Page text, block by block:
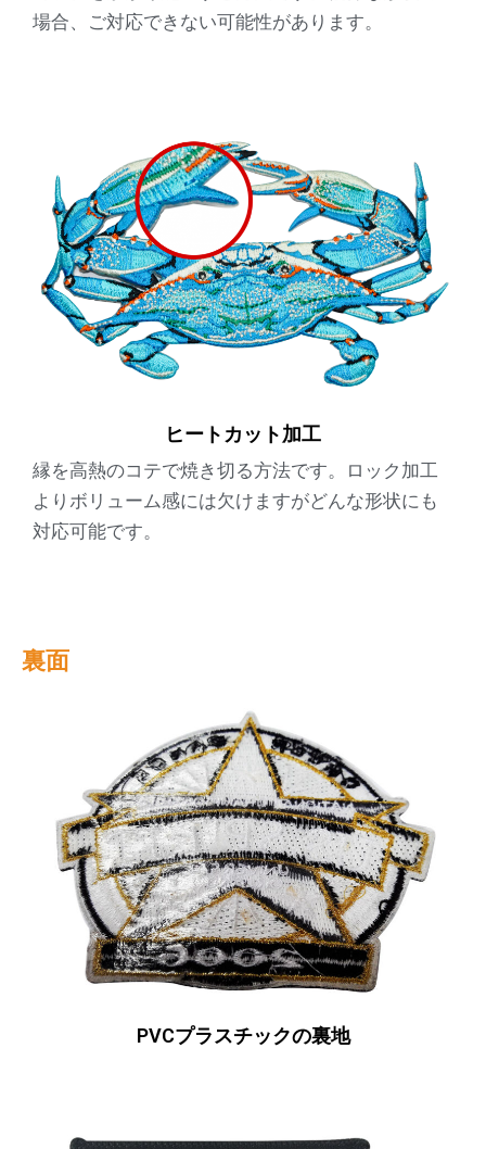
場合、ご対応できない可能性があります。
ヒートカット加工
縁を高熱のコテで焼き切る方法です。ロック加工
よりボリューム感には欠けますがどんな形状にも
対応可能です。
裏面
PVCプラスチックの裏地